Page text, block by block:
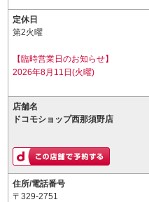
定休日
第2火曜
【臨時営業日のお知らせ】
2026年8月11日(火曜)
店舗名
ドコモショップ西那須野店
住所/電話番号
〒329-2751